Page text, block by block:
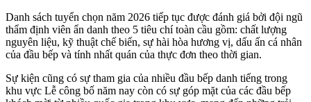
Danh sách tuyển chọn năm 2026 tiếp tục được đánh giá bởi đội ngũ
thẩm định viên ẩn danh theo 5 tiêu chí toàn cầu gồm: chất lượng
nguyên liệu, kỹ thuật chế biến, sự hài hòa hương vị, dấu ấn cá nhân
của đầu bếp và tính nhất quán của thực đơn theo thời gian.
Sự kiện cũng có sự tham gia của nhiều đầu bếp danh tiếng trong
khu vực Lễ công bố năm nay còn có sự góp mặt của các đầu bếp